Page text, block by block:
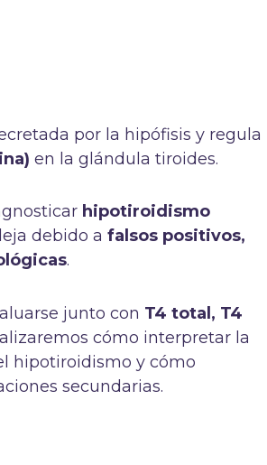
por la hipófisis y regula
en la glándula tiroides.
hipotiroidismo
debido afalsos positivos,
.
junto con T4 total, T4
cómo interpretar la
hipotiroidismo y cómo
secundarias.